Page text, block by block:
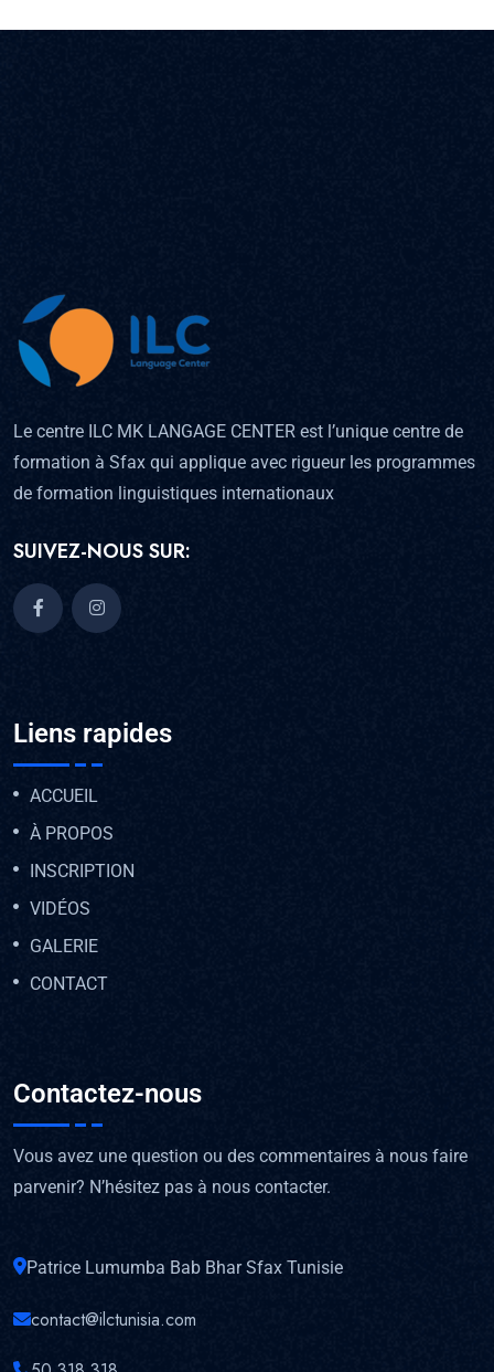
Le centre ILC MK LANGAGE CENTER est l’unique centre de
formation à Sfax qui applique avec rigueur les programmes
de formation linguistiques internationaux
SUIVEZ-NOUS SUR:
Liens rapides
ACCUEIL
À PROPOS
INSCRIPTION
VIDÉOS
GALERIE
CONTACT
Contactez-nous
Vous avez une question ou des commentaires à nous faire
parvenir? N’hésitez pas à nous contacter.
Patrice Lumumba Bab Bhar Sfax Tunisie
contact@ilctunisia.com